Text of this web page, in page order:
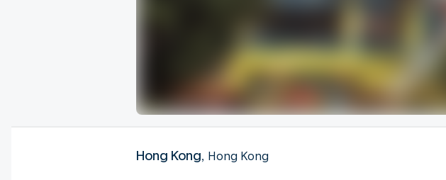
Hong Kong, Hong Kong